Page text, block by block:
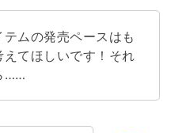
テムの発売ペースはも
えてほしいです！それ
……